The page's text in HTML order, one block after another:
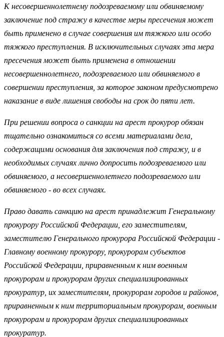
К несовершеннолетнему подозреваемому или обвиняемому
заключение под стражу в качестве меры пресечения может
быть применено в случае совершения им тяжкого или особо
тяжкого преступления. В исключительных случаях эта мера
пресечения может быть применена в отношении
несовершеннолетнего, подозреваемого или обвиняемого в
совершении преступления, за которое законом предусмотрено
наказание в виде лишения свободы на срок до пяти лет.
При решении вопроса о санкции на арест прокурор обязан
тщательно ознакомиться со всеми материалами дела,
содержащими основания для заключения под стражу, и в
необходимых случаях лично допросить подозреваемого или
обвиняемого, а несовершеннолетнего подозреваемого или
обвиняемого - во всех случаях.
Право давать санкцию на арест принадлежит Генеральному
прокурору Российской Федерации, его заместителям,
заместителю Генерального прокурора Российской Федерации -
Главному военному прокурору, прокурорам субъектов
Российской Федерации, приравненным к ним военным
прокурорам и прокурорам других специализированных
прокуратур, их заместителям, прокурорам городов и районов,
приравненным к ним территориальным прокурорам, военным
прокурорам и прокурорам других специализированных
прокуратур.